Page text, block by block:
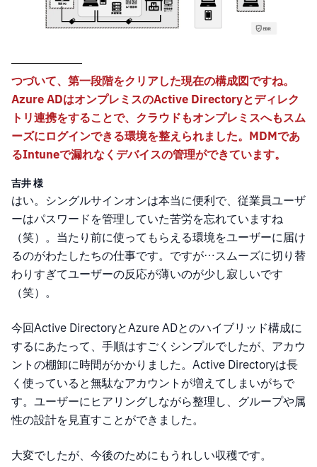
つづいて、第一段階をクリアした現在の構成図ですね。
Azure ADはオンプレミスのActive Directoryとディレク
トリ連携をすることで、クラウドもオンプレミスへもスム
ーズにログインできる環境を整えられました。MDMであ
るIntuneで漏れなくデバイスの管理ができています。
吉井 様
はい。シングルサインオンは本当に便利で、従業員ユーザ
ーはパスワードを管理していた苦労を忘れていますね
（笑）。当たり前に使ってもらえる環境をユーザーに届け
るのがわたしたちの仕事です。ですが…スムーズに切り替
わりすぎてユーザーの反応が薄いのが少し寂しいです
（笑）。
今回Active DirectoryとAzure ADとのハイブリッド構成に
するにあたって、手順はすごくシンプルでしたが、アカウ
ントの棚卸に時間がかかりました。Active Directoryは長
く使っていると無駄なアカウントが増えてしまいがちで
す。ユーザーにヒアリングしながら整理し、グループや属
性の設計を見直すことができました。
大変でしたが、今後のためにもうれしい収穫です。